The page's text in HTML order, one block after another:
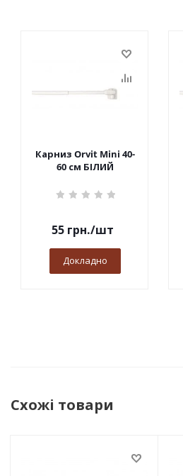
Карниз Orvit Mini 40-
60 см БІЛИЙ
55грн./шт
Докладно
Схожі товари